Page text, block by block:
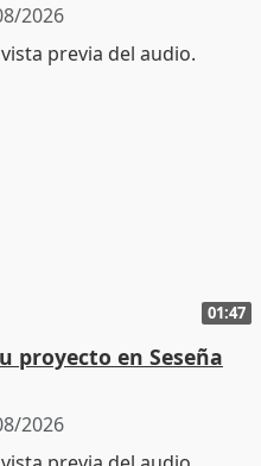
2026
01:47
proyecto en Seseña
2026